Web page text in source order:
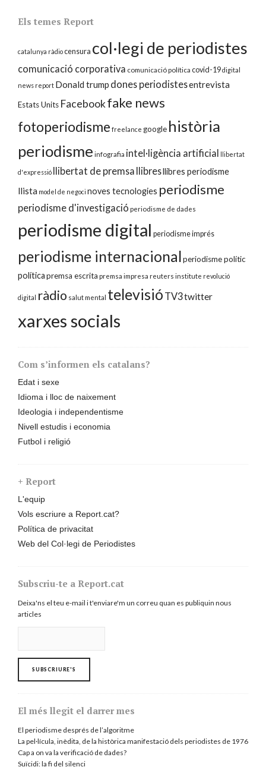
Els temes Report
catalunya ràdiocensura col·legi de periodistes
comunicació corporativa comunicació política covid-19digital
news report Donald trump dones periodistesentrevista
Estats Units Facebookfake news
fotoperiodisme freelance google història
periodisme infografia intel·ligència artificial llibertat
d'expressió llibertat de premsa llibresllibres periodisme
llista model de negoci noves tecnologies periodisme
periodisme d'investigació periodisme de dades
periodisme digital periodisme imprés
periodisme internacionalperiodisme polític
políticapremsa escrita premsa impresa reuters institute revolució
digital ràdio salut mental televisió TV3twitter
xarxes socials
Com s’informen els catalans?
Edat i sexe
Idioma i lloc de naixement
Ideologia i independentisme
Nivell estudis i economia
Futbol i religió
+ Report
L'equip
Vols escriure a Report.cat?
Política de privacitat
Web del Col·legi de Periodistes
Subscriu-te a Report.cat
Deixa'ns el teu e-mail i t'enviare'm un correu quan es publiquin nous
articles
El més llegit el darrer mes
El periodisme després de l’algoritme
La pel·lícula, inèdita, de la històrica manifestació dels periodistes de 1976
Cap a on va la verificació de dades?
Suïcidi: la fi del silenci